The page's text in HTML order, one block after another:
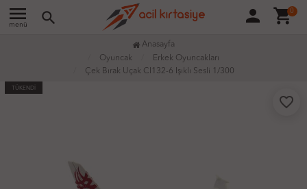
menu
menü search person shopping_cart
0
Anasayfa
Oyuncak
Erkek Oyuncakları
Çek Bırak Uçak Cl132-6 Işıklı Sesli 1/300
TÜKENDİ
favorite_border